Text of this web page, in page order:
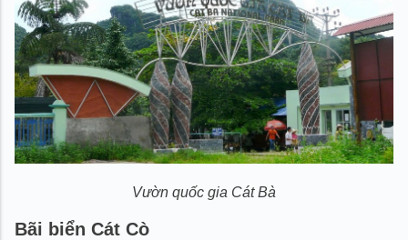
Vườn quốc gia Cát Bà
Bãi biển Cát Cò